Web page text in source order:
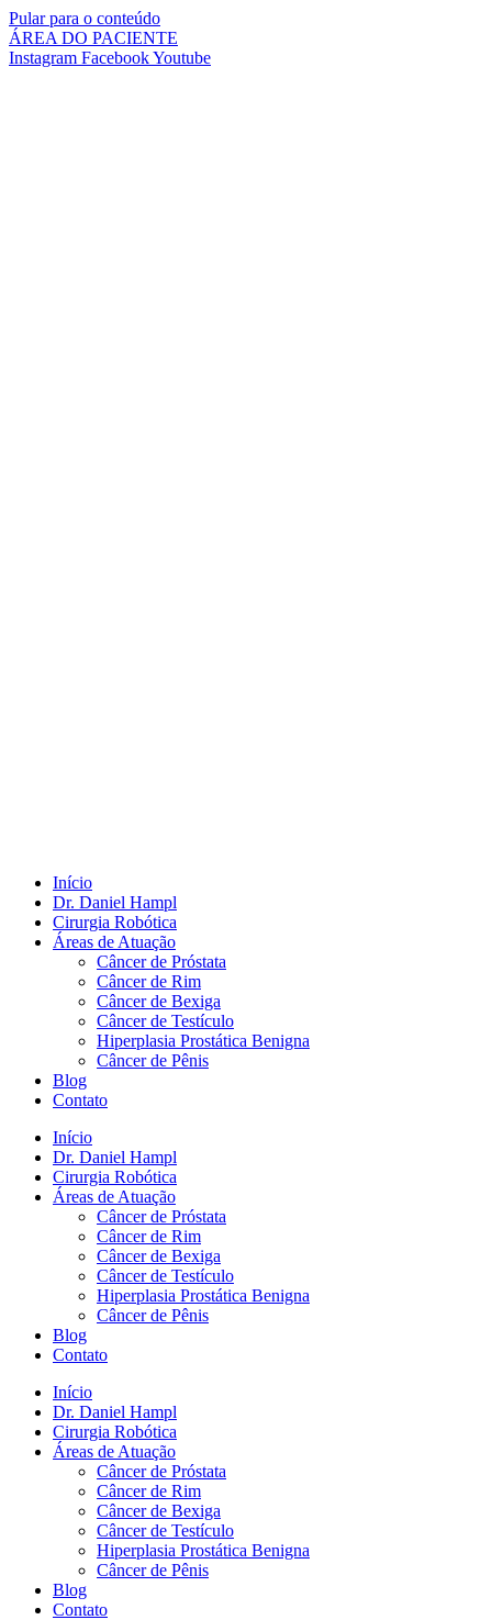
Pular para o conteúdo
ÁREA DO PACIENTE
Instagram FacebookYoutube
Início
Dr. Daniel Hampl
Cirurgia Robótica
Áreas de Atuação
Câncer de Próstata
Câncer de Rim
Câncer de Bexiga
Câncer de Testículo
Hiperplasia Prostática Benigna
Câncer de Pênis
Blog
Contato
Início
Dr. Daniel Hampl
Cirurgia Robótica
Áreas de Atuação
Câncer de Próstata
Câncer de Rim
Câncer de Bexiga
Câncer de Testículo
Hiperplasia Prostática Benigna
Câncer de Pênis
Blog
Contato
Início
Dr. Daniel Hampl
Cirurgia Robótica
Áreas de Atuação
Câncer de Próstata
Câncer de Rim
Câncer de Bexiga
Câncer de Testículo
Hiperplasia Prostática Benigna
Câncer de Pênis
Blog
Contato